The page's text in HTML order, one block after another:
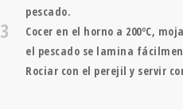
pescado.
3
Cocer en el horno a 200ºC,
el pescado se lamina
Rociar con el perejil y servir